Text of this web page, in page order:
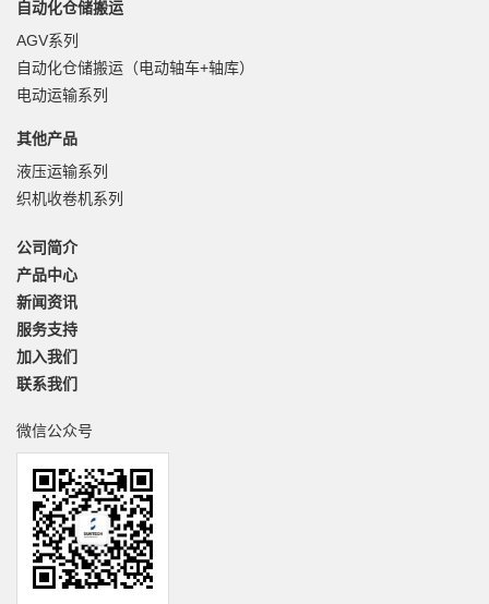
自动化仓储搬运
AGV系列
自动化仓储搬运（电动轴车+轴库）
电动运输系列
其他产品
液压运输系列
织机收卷机系列
公司简介
产品中心
新闻资讯
服务支持
加入我们
联系我们
微信公众号